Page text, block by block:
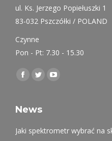
ul. Ks. Jerzego Popiełuszki 1
83-032 Pszczółki / POLAND
Czynne
Pon - Pt: 7.30 - 15.30
Find us on:
Facebook
opens
new
Twitter
opens
new
YouTube
new
News
Jaki spektrometr wybrać na